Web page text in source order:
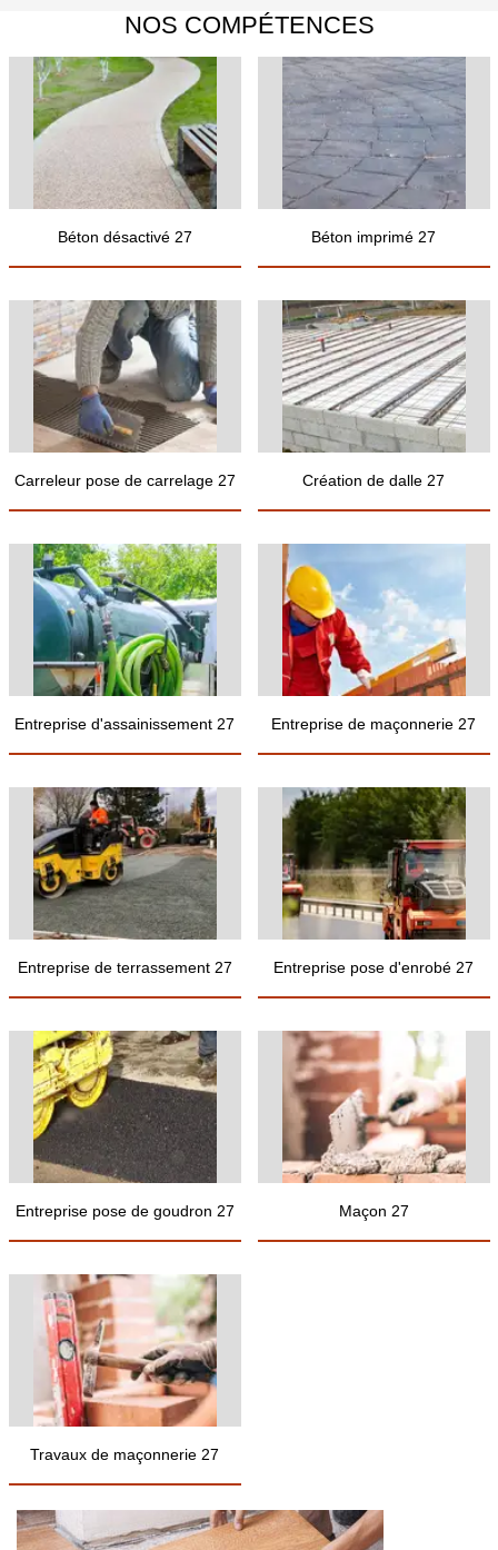
NOS COMPÉTENCES
Béton désactivé 27 Béton imprimé 27
Carreleur pose de carrelage 27 Création de dalle 27
Entreprise d'assainissement 27 Entreprise de maçonnerie 27
Entreprise de terrassement 27 Entreprise pose d'enrobé 27
Entreprise pose de goudron 27 Maçon 27
Travaux de maçonnerie 27